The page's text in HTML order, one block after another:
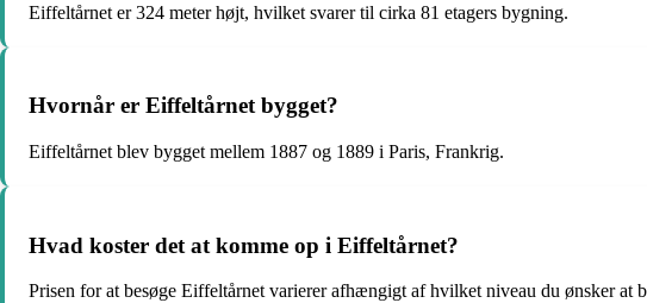
Eiffeltårnet er 324 meter højt, hvilket svarer til cirka 81 etagers bygning.
Hvornår er Eiffeltårnet bygget?
Eiffeltårnet blev bygget mellem 1887 og 1889 i Paris, Frankrig.
Hvad koster det at komme op i Eiffeltårnet?
Prisen for at besøge Eiffeltårnet varierer afhængigt af hvilket niveau du ønsker